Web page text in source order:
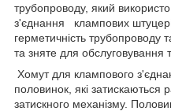
трубопроводу, який
з'єднання клампових
герметичність трубопроводу
та зняте для обслуговування
Хомут для клампового
половинок, які затискаються
затискного механізму.